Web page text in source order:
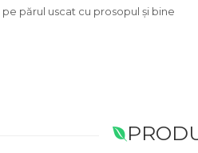
părul uscat cu prosopul și bine